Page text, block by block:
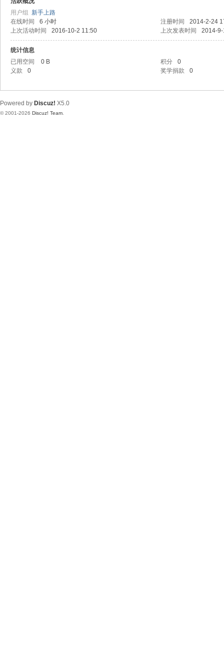
用户组 新手上路
在线时间
6 小时 注册时间
2014-2-24
上次活动时间
2016-10-2 11:50 上次发表时间 2014-
统计信息
已用空间
0 B 积分
0
义款
0 奖学捐款 0
Powered by Discuz! X5.0
© 2001-2026 Discuz! Team